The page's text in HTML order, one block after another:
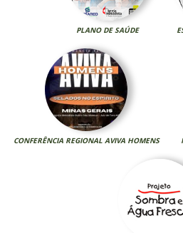
PLANO DE SAÚDE
CONFERÊNCIA REGIONAL AVIVA HOMENS